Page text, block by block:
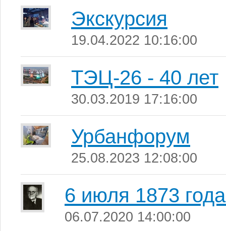
Экскурсия
19.04.2022 10:16:00
ТЭЦ-26 - 40 лет
30.03.2019 17:16:00
Урбанфорум
25.08.2023 12:08:00
6 июля 1873
06.07.2020 14:00:00